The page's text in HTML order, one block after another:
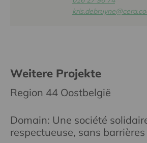
Weitere Projekte
Region 44 Oostbelgië
Domain: Une société
respectueuse, sans barrières